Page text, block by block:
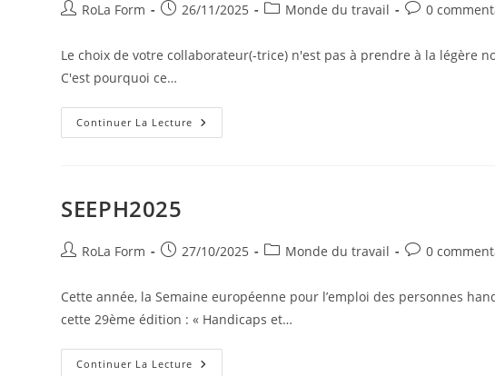
RoLa Form 26/11/2025 Monde du travail 0
Le choix de votre collaborateur(-trice) n'est pas à prendre à la légère
C'est pourquoi ce…
Continuer La Lecture
SEEPH2025
RoLa Form 27/10/2025 Monde du travail 0
Cette année, la Semaine européenne pour l’emploi des personnes
cette 29ème édition : « Handicaps et…
Continuer La Lecture